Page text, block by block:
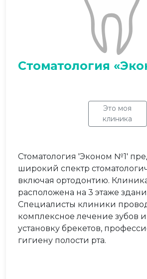
Стоматология
Это моя
клиника
Стоматология 'Эконом №1'
широкий спектр
включая ортодонтию.
расположена на 3 этаже
Специалисты клиники
комплексное лечение зубов
установку брекетов,
гигиену полости рта.